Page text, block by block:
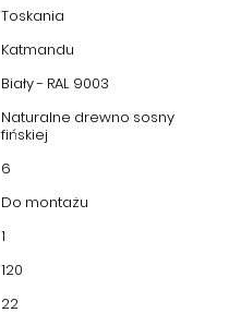
Toskania
Katmandu
Biały - RAL 9003
Naturalne drewno sosny
fińskiej
6
Do montażu
1
120
22